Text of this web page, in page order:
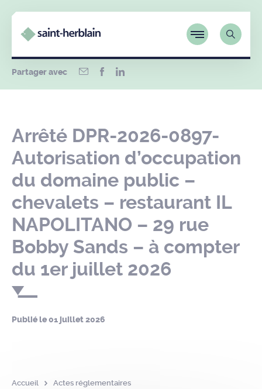
Partager avec
Arrêté DPR-2026-0897-
Autorisation d’occupation
du domaine public –
chevalets – restaurant IL
NAPOLITANO – 29 rue
Bobby Sands – à compter
du 1er juillet 2026
Publié le01 juillet 2026
Accueil
Actes réglementaires